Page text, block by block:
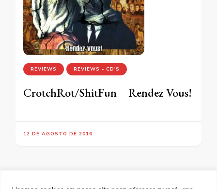
REVIEWS REVIEWS - CD'S
CrotchRot/ShitFun – Rendez Vous!
12 DE AGOSTO DE 2016